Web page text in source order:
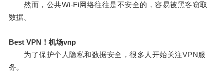
然而，公共Wi-Fi网络往往是不安全的，容易被黑客窃取
数据。
Best VPN！机场vnp
为了保护个人隐私和数据安全，很多人开始关注VPN服
务。